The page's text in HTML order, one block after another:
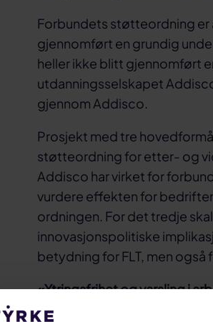
Forbundets støtteordning er
gjennomført en grundig
heller ikke blitt gjennomført
utdanningsselskapet
gjennom Addisco.
Prosjekt med tre
støtteordning for etter- og
Addisco har virket for
vurdere effekten for
ordningen. For det tredje
innovasjonspolitiske
betydning for FLT, men
«Ytringsfrihet og varsling i
Varsler betegner en person